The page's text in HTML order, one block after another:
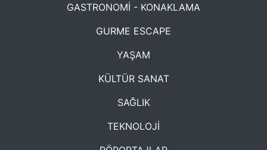
GASTRONOMİ - KONAKLAMA
GURME ESCAPE
YAŞAM
KÜLTÜR SANAT
SAĞLIK
TEKNOLOJİ